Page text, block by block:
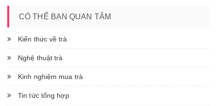
CÓ THỂ BẠN QUAN TÂM
Kiến thức về trà
Nghệ thuật trà
Kinh nghiệm mua trà
Tin tức tổng hợp